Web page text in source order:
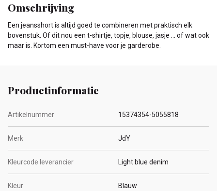
Omschrijving
Een jeansshort is altijd goed te combineren met praktisch elk
bovenstuk. Of dit nou een t-shirtje, topje, blouse, jasje ... of wat ook
maar is. Kortom een must-have voor je garderobe.
Productinformatie
Artikelnummer 15374354-5055818
Merk JdY
Kleurcode leverancier Light blue denim
Kleur Blauw